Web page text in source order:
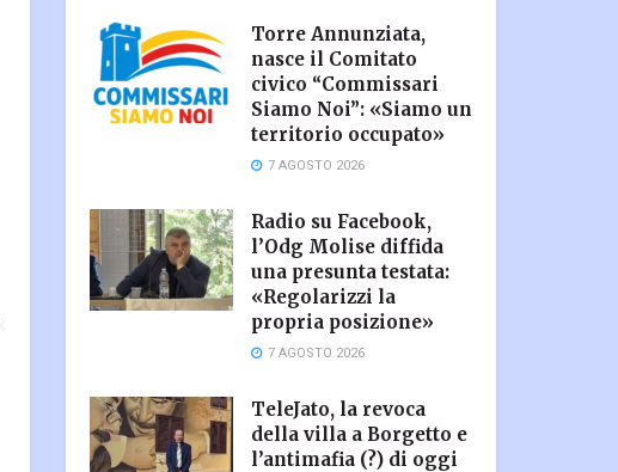
Torre Annunziata,
nasce il Comitato
civico “Commissari
Siamo Noi”: «Siamo un
territorio occupato»
7 AGOSTO 2026
Radio su Facebook,
l’Odg Molise diffida
una presunta testata:
«Regolarizzi la
propria posizione»
7 AGOSTO 2026
TeleJato, la revoca
della villa a Borgetto e
l’antimafia (?) di oggi